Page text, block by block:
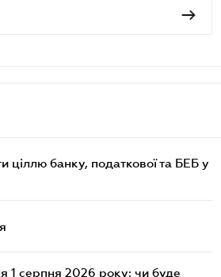
ціллю банку, податкової та БЕБ у
1 серпня 2026 року: чи буде